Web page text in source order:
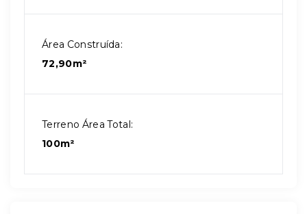
Área Construída:
72,90m²
Terreno Área Total:
100m²